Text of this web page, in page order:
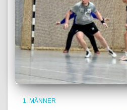
1. MÄNNER